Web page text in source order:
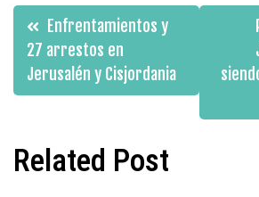
Navegación
de
entradas
Enfrentamientos y
27 arrestos en
Jerusalén y Cisjordania
Related Post